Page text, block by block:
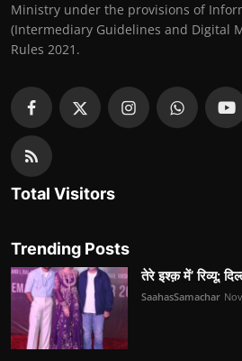
Ministry under the provisions of
(Intermediary Guidelines and Digital
Rules 2021.
Total Visitors
Trending Posts
तेरे इश्क़ में’ रिव्यू:
SaahasSamachar